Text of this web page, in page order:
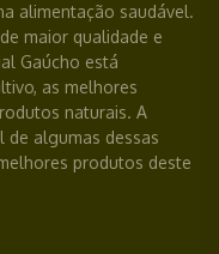
alimentação saudável.
maior qualidade e
Gaúcho está
as melhores
naturais. A
de algumas dessas
produtos deste